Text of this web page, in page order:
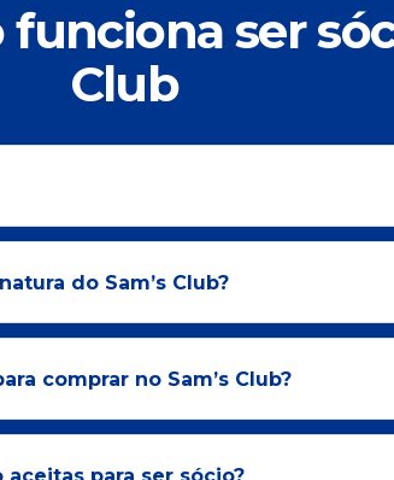
ser
Club
do Sam’s Club?
comprar no Sam’s Club?